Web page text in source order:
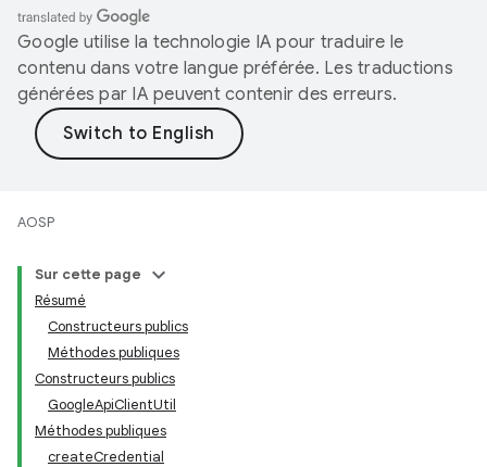
Google utilise la technologie IA pour traduire le
contenu dans votre langue préférée. Les traductions
générées par IA peuvent contenir des erreurs.
AOSP
Sur cette page
Résumé
Constructeurs publics
Méthodes publiques
Constructeurs publics
GoogleApiClientUtil
Méthodes publiques
createCredential